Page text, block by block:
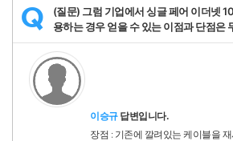
Q
(질문) 그럼 기업에서 싱글 페어 이더넷
용하는 경우 얻을 수 있는 이점과 단점은
이승규답변입니다.
장점 : 기존에 깔려있는 케이블을